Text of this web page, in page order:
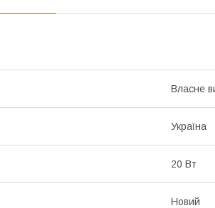
Власне
Україна
20 Вт
Новий